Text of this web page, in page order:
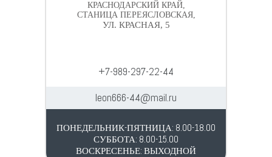
КРАСНОДАРСКИЙ КРАЙ,
СТАНИЦА ПЕРЕЯСЛОВСКАЯ,
УЛ. КРАСНАЯ, 5
+7-989-297-22-44
leon666-44@mail.ru
ПОНЕДЕЛЬНИК-ПЯТНИЦА: 8.00-18.00
СУББОТА: 8.00-15.00
ВОСКРЕСЕНЬЕ: ВЫХОДНОЙ